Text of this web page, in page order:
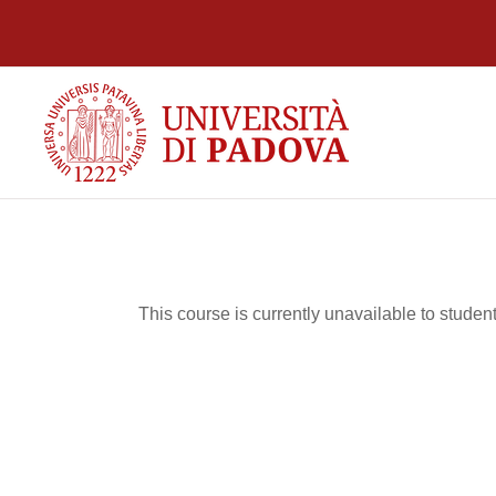
This course is currently unavailable to